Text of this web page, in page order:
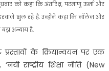
को कहा कि अंतरिक्ष, परमाणु ऊर्जा और
खुल रहे हैं. उन्होंने कहा कि नॉलेज और
अन्याय है.
प्रस्तावों के क्रियान्वयन पर एक
राष्ट्रीय शिक्षा नीति (New